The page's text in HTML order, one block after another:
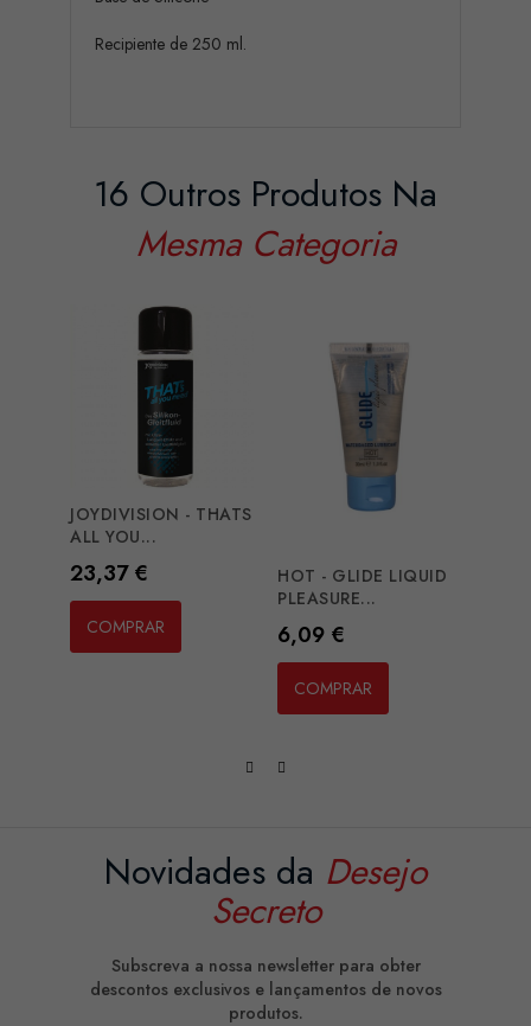
Recipiente de 250 ml.
16 Outros Produtos Na
Mesma Categoria
JOYDIVISION - THATS
ALL YOU...
Preço
23,37 €
COMPRAR
HOT - GLIDE LIQUID
PLEASURE...
Preço
6,09 €
COMPRAR
Novidades da Desejo
Secreto
Subscreva a nossa newsletter para obter
descontos exclusivos e lançamentos de novos
produtos.